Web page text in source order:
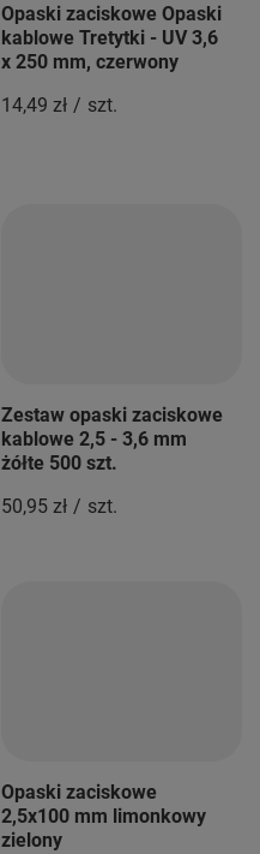
Opaski zaciskowe Opaski
kablowe Tretytki - UV 3,6
x 250 mm, czerwony
14,49 zł / szt.
Zestaw opaski zaciskowe
kablowe 2,5 - 3,6 mm
żółte 500 szt.
50,95 zł / szt.
Opaski zaciskowe
2,5x100 mm limonkowy
zielony